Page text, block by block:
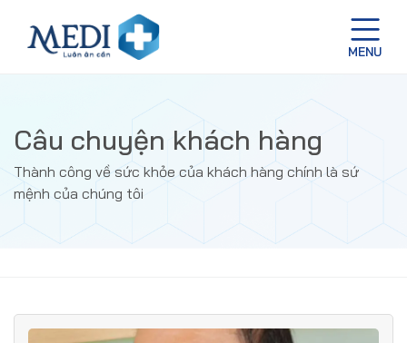
Câu chuyện khách hàng
Thành công về sức khỏe của khách hàng chính là sứ
mệnh của chúng tôi